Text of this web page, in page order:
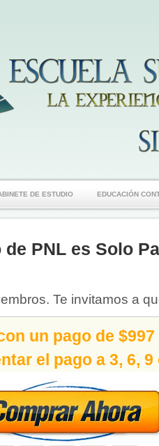
DE ESTUDIO EDUCACIÓN
PNL es Solo
Te invitamos a
un pago de
el pago a 3, 6, 9